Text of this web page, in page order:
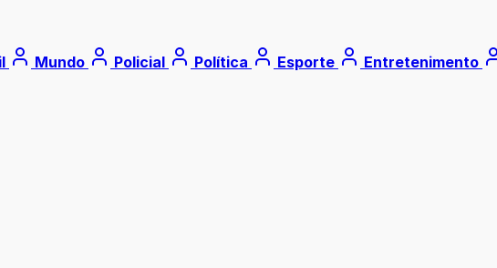
Mundo Policial Política Esporte Entretenimento